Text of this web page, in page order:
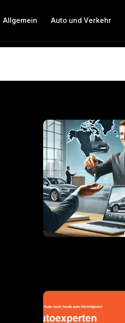
Allgemein Auto und Verkehr